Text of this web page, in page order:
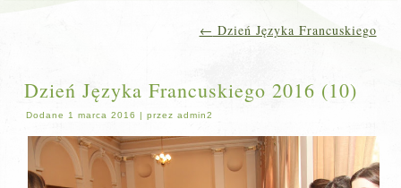
← Dzień Języka Francuskiego
Dzień Języka Francuskiego 2016 (10)
Dodane 1 marca 2016 |przez admin2